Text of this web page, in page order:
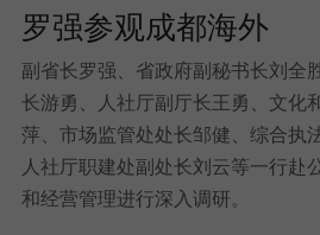
罗强参观成都海外
副省长罗强、省政府副秘书长刘全
长游勇、人社厅副厅长王勇、文化
萍、市场监管处处长邹健、综合执
人社厅职建处副处长刘云等一行赴
和经营管理进行深入调研。